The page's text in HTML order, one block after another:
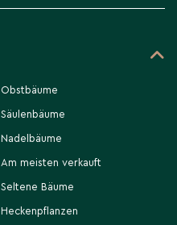
Obstbäume
Säulenbäume
Nadelbäume
Am meisten verkauft
Seltene Bäume
Heckenpflanzen